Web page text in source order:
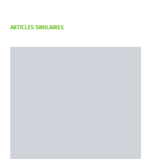
ARTICLES SIMILAIRES